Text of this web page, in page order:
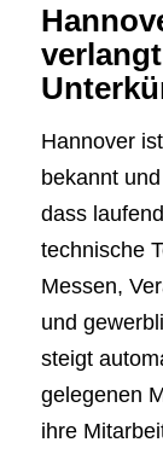
Hannover
bekannt
dass
technische
Messen,
und
steigt
gelegenen
ihre